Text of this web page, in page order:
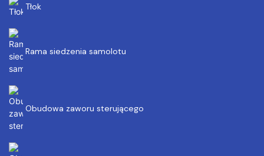
Tłok
Rama siedzenia samolotu
Obudowa zaworu sterującego